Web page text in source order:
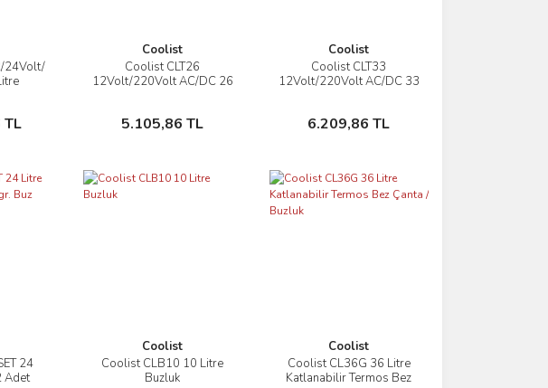
24Volt/
TL
Coolist
Coolist CLT26
12Volt/220Volt AC/DC 26
5.105,86 TL
İncele
Sepete Ekle
Coolist
Coolist CLT33
12Volt/220Volt AC/DC 33
6.209,86 TL
İncele
Sepete Ekle
24
Adet
Coolist
Coolist CLB10 10 Litre
Buzluk
İncele
Coolist
Coolist CL36G 36 Litre
Katlanabilir Termos Bez
İncele